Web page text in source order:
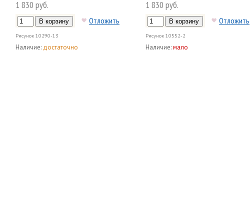
1 830 руб.
Отложить
Рисунок 10290-13
Наличие: достаточно
1 830 руб.
Отложить
Рисунок 10552-2
Наличие:мало